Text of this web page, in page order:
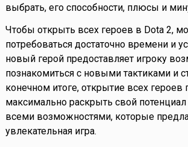
выбрать, его способности, плюсы и
Чтобы открыть всех героев в Dota 2,
потребоваться достаточно времени и
новый герой предоставляет игроку
познакомиться с новыми тактиками и
конечном итоге, открытие всех героев
максимально раскрыть свой потенциал
всеми возможностями, которые
увлекательная игра.